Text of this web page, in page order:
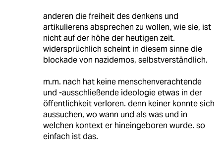
anderen die freiheit des denkens und
artikulierens absprechen zu wollen, wie sie, ist
nicht auf der höhe der heutigen zeit.
widersprüchlich scheint in diesem sinne die
blockade von nazidemos, selbstverständlich.
m.m. nach hat keine menschenverachtende
und -ausschließende ideologie etwas in der
öffentlichkeit verloren. denn keiner konnte sich
aussuchen, wo wann und als was und in
welchen kontext er hineingeboren wurde. so
einfach ist das.